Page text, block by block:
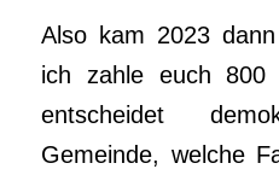
Also kam 2023
ich zahle euch 800
entscheidet
Gemeinde, welche